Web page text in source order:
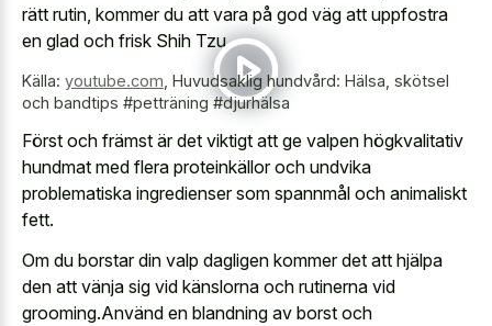
rätt rutin, kommer du att vara på god väg att uppfostra
en glad och frisk Shih Tzu.
Källa: youtube.com Huvudsaklig hundvård: Hälsa, skötsel
och bandtips #petträning #djurhälsa
Först och främst är det viktigt att ge valpen högkvalitativ
hundmat med flera proteinkällor och undvika
problematiska ingredienser som spannmål och animaliskt
fett.
Om du borstar din valp dagligen kommer det att hjälpa
den att vänja sig vid känslorna och rutinerna vid
grooming.Använd en blandning av borst och